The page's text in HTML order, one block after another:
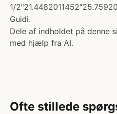
1/
Guidi.
Dele af indholdet på denne
med hjælp fra AI.
Ofte stillede